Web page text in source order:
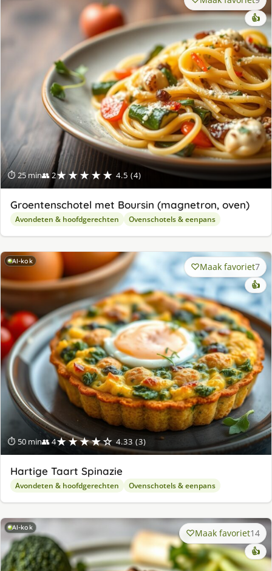
⏱ 25 min👥 2★★★★★ 4.5 (4)
👍
Groentenschotel met Boursin (magnetron, oven)
Avondeten & hoofdgerechten Ovenschotels & eenpans
AI-kok
⏱ 50 min👥 4★★★★☆ 4.33 (3)
Maak favoriet7
👍
Hartige Taart Spinazie
Avondeten & hoofdgerechten Ovenschotels & eenpans
AI-kok Maak favoriet14
👍